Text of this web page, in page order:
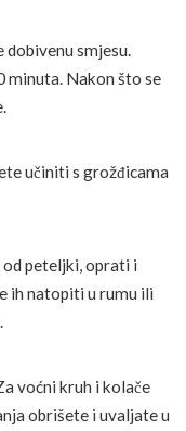
dobivenu smjesu.
minuta. Nakon što se
učiniti s grožđicama
peteljki, oprati i
ih natopiti u rumu ili
voćni kruh i kolače
obrišete i uvaljate u